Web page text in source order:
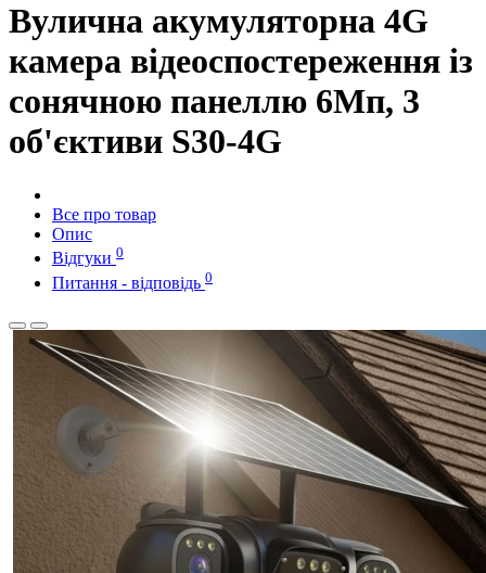
Вулична акумуляторна 4G
камера відеоспостереження із
сонячною панеллю 6Мп, 3
об'єктиви S30-4G
Все про товар
Опис
Відгуки 0
Питання - відповідь 0